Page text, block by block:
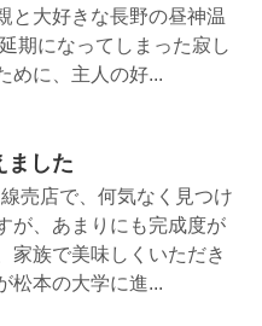
と大好きな長野の昼神温
期になってしまった寂し
めに、主人の好...
ました
売店で、何気なく見つけ
が、あまりにも完成度が
家族で美味しくいただき
松本の大学に進...